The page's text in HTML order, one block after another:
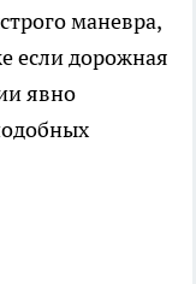
маневра,
если дорожная
явно